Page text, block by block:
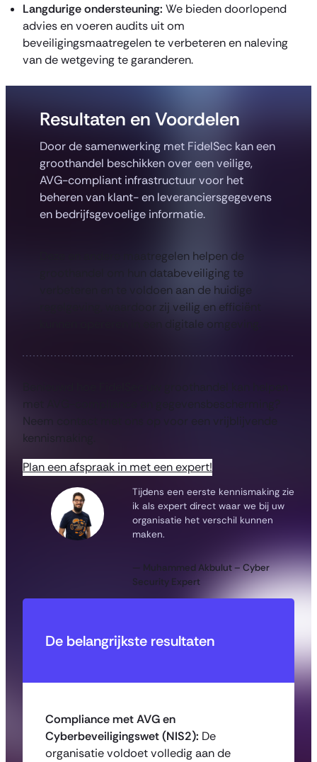
Langdurige ondersteuning: We bieden doorlopend
advies en voeren audits uit om
beveiligingsmaatregelen te verbeteren en naleving
van de wetgeving te garanderen.
Resultaten en Voordelen
Door de samenwerking met FidelSec kan een
groothandel beschikken over een veilige,
AVG-compliant infrastructuur voor het
beheren van klant- en leveranciersgegevens
en bedrijfsgevoelige informatie.
Deze en andere maatregelen helpen de
groothandel om hun databeveiliging te
verbeteren en te voldoen aan de huidige
regelgeving, waardoor zij veilig en efficiënt
kunnen opereren in een digitale omgeving.
met AVG-compliance en gegevensbescherming?
Neem contact met ons op voor een vrijblijvende
kennismaking.
Plan een afspraak in met een expert!
Tijdens een eerste kennismaking zie
ik als expert direct waar we bij uw
organisatie het verschil kunnen
maken.
— Muhammed Akbulut – Cyber
Security Expert
De belangrijkste resultaten
Compliance met AVG en
Cyberbeveiligingswet (NIS2): De
organisatie voldoet volledig aan de